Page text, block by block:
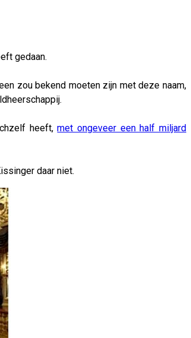
gedaan.
zou bekend moeten zijn met deze naam,
heeft,met ongeveer een half miljard
daar niet.